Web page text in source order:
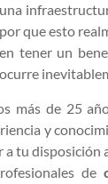
una
por que esto
en tener un
ocurre
más de 25
y
tu disposición
de